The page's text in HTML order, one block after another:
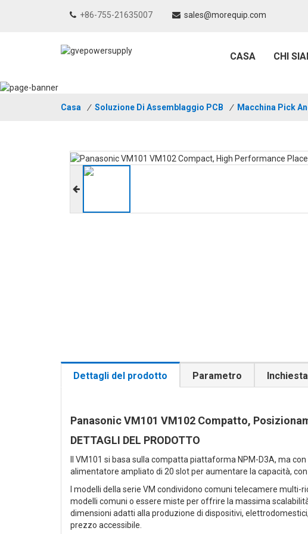
+86-755-21635007 sales@morequip.com
CASA CHI
Casa / Soluzione Di Assemblaggio PCB / Macchina Pick
Dettagli del prodotto Parametro Inchiesta
Panasonic VM101 VM102 Compatto,
DETTAGLI DEL PRODOTTO
Il VM101 si basa sulla compatta piattaforma NPM-D3A, ma
alimentatore ampliato di 20 slot per aumentare la capacità,
I modelli della serie VM condividono comuni telecamere
modelli comuni o essere miste per offrire la massima
dimensioni adatti alla produzione di dispositivi,
prezzo accessibile.